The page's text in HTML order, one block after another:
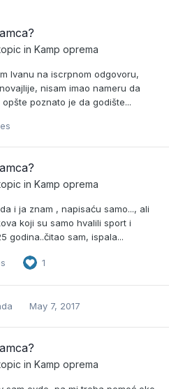
in Kamp oprema
Ivanu na iscrpnom odgovoru,
nisam imao nameru da
poznato je da godište...
in Kamp oprema
i ja znam , napisaću samo..., ali
koji su samo hvalili sport i
godina..čitao sam, ispala...
1
May 7, 2017
in Kamp oprema